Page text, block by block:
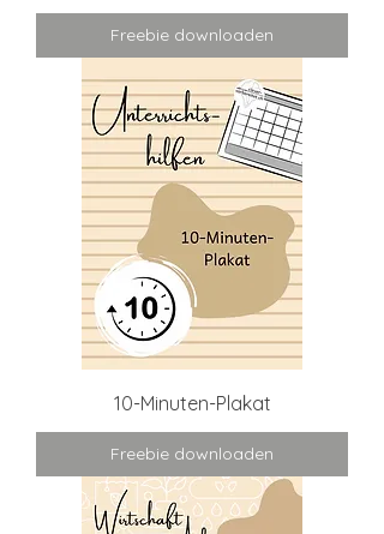
Freebie downloaden
10-Minuten-Plakat
Freebie downloaden